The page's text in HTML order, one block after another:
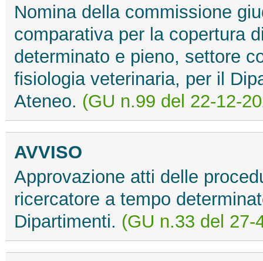
Nomina della commissione
comparativa per la copertura
determinato e pieno, settore
fisiologia veterinaria, per il
Ateneo. (GU n.99 del 22-12-
AVVISO
Approvazione atti delle
ricercatore a tempo
Dipartimenti. (GU n.33 del 27-